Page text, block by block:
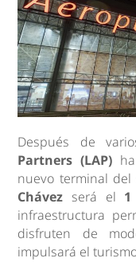
Después de
Partners (LAP)
nuevo terminal del
Chávez será el
infraestructura
disfruten de
impulsará el